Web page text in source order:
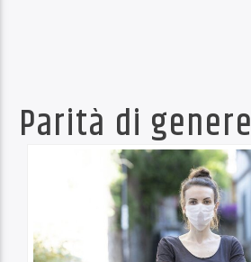
Parità di genere